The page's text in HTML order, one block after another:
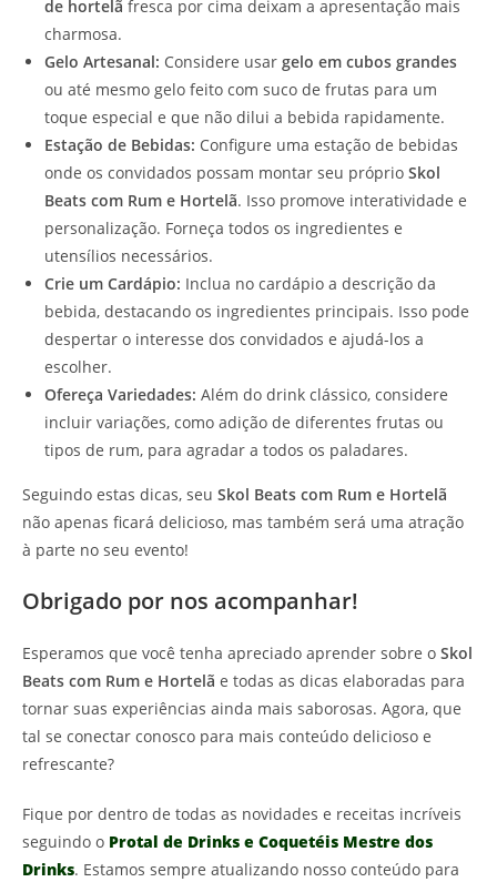
de hortelã fresca por cima deixam a apresentação mais
charmosa.
Gelo Artesanal: Considere usar gelo em cubos grandes
ou até mesmo gelo feito com suco de frutas para um
toque especial e que não dilui a bebida rapidamente.
Estação de Bebidas: Configure uma estação de bebidas
onde os convidados possam montar seu próprio Skol
Beats com Rum e Hortelã. Isso promove interatividade e
personalização. Forneça todos os ingredientes e
utensílios necessários.
Crie um Cardápio: Inclua no cardápio a descrição da
bebida, destacando os ingredientes principais. Isso pode
despertar o interesse dos convidados e ajudá-los a
escolher.
Ofereça Variedades: Além do drink clássico, considere
incluir variações, como adição de diferentes frutas ou
tipos de rum, para agradar a todos os paladares.
Seguindo estas dicas, seu Skol Beats com Rum e Hortelã
não apenas ficará delicioso, mas também será uma atração
à parte no seu evento!
Obrigado por nos acompanhar!
Esperamos que você tenha apreciado aprender sobre o Skol
Beats com Rum e Hortelã e todas as dicas elaboradas para
tornar suas experiências ainda mais saborosas. Agora, que
tal se conectar conosco para mais conteúdo delicioso e
refrescante?
Fique por dentro de todas as novidades e receitas incríveis
seguindo o Protal de Drinks e Coquetéis Mestre dos
Drinks. Estamos sempre atualizando nosso conteúdo para